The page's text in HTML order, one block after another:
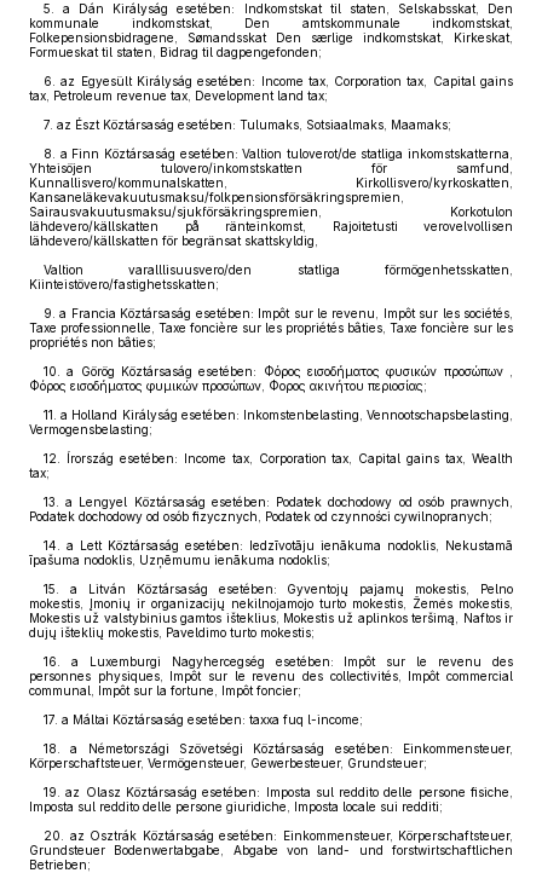
5. a Dán Királyság esetében: Indkomstskat til staten, Selskabsskat, Den
kommunale indkomstskat, Den amtskommunale indkomstskat,
Folkepensionsbidragene, Sømandsskat Den særlige indkomstskat, Kirkeskat,
Formueskat til staten, Bidrag til dagpengefonden;
6. az Egyesült Királyság esetében: Income tax, Corporation tax, Capital gains
tax, Petroleum revenue tax, Development land tax;
7. az Észt Köztársaság esetében: Tulumaks, Sotsiaalmaks, Maamaks;
8. a Finn Köztársaság esetében: Valtion tuloverot/de statliga inkomstskatterna,
Yhteisöjen tulovero/inkomstskatten för samfund,
Kunnallisvero/kommunalskatten, Kirkollisvero/kyrkoskatten,
Kansaneläkevakuutusmaksu/folkpensionsförsäkringspremien,
Sairausvakuutusmaksu/sjukförsäkringspremien, Korkotulon
lähdevero/källskatten på ränteinkomst, Rajoitetusti verovelvollisen
lähdevero/källskatten för begränsat skattskyldig,
Valtion varalllisuusvero/den statliga förmögenhetsskatten,
Kiinteistövero/fastighetsskatten;
9. a Francia Köztársaság esetében: Impôt sur le revenu, Impôt sur les sociétés,
Taxe professionnelle, Taxe foncière sur les propriétés bâties, Taxe foncière sur les
propriétés non bâties;
10. a Görög Köztársaság esetében: Φόρος εισοδήματος φυσικών προσώπων ,
Φόρος εισοδήματος φυμικών προσώπων, Φορος ακινήτου περιοσίας;
11. a Holland Királyság esetében: Inkomstenbelasting, Vennootschapsbelasting,
Vermogensbelasting;
12. Írország esetében: Income tax, Corporation tax, Capital gains tax, Wealth
tax;
13. a Lengyel Köztársaság esetében: Podatek dochodowy od osób prawnych,
Podatek dochodowy od osób fizycznych, Podatek od czynności cywilnopranych;
14. a Lett Köztársaság esetében: Iedzīvotāju ienākuma nodoklis, Nekustamā
īpašuma nodoklis, Uzņēmumu ienākuma nodoklis;
15. a Litván Köztársaság esetében: Gyventojų pajamų mokestis, Pelno
mokestis, Įmonių ir organizacijų nekilnojamojo turto mokestis, Žemės mokestis,
Mokestis už valstybinius gamtos išteklius, Mokestis už aplinkos teršimą, Naftos ir
dujų išteklių mokestis, Paveldimo turto mokestis;
16. a Luxemburgi Nagyhercegség esetében: Impôt sur le revenu des
personnes physiques, Impôt sur le revenu des collectivités, Impôt commercial
communal, Impôt sur la fortune, Impôt foncier;
17. a Máltai Köztársaság esetében: taxxa fuq l-income;
18. a Németországi Szövetségi Köztársaság esetében: Einkommensteuer,
Körperschaftsteuer, Vermögensteuer, Gewerbesteuer, Grundsteuer;
19. az Olasz Köztársaság esetében: Imposta sul reddito delle persone fisiche,
Imposta sul reddito delle persone giuridiche, Imposta locale sui redditi;
20. az Osztrák Köztársaság esetében: Einkommensteuer, Körperschaftsteuer,
Grundsteuer Bodenwertabgabe, Abgabe von land- und forstwirtschaftlichen
Betrieben;